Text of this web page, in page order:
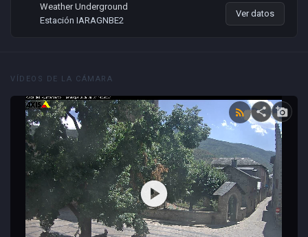
Weather Underground
Estación IARAGNBE2
Ver datos
VÍDEOS DE LA CÁMARA
play_circle
rss_feed share add_a_photo